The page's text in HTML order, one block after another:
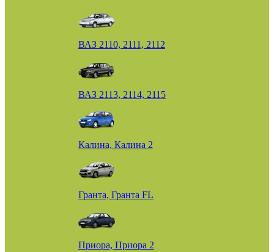
ВАЗ 2110, 2111, 2112
ВАЗ 2113, 2114, 2115
Калина, Калина 2
Гранта, Гранта FL
Приора, Приора 2